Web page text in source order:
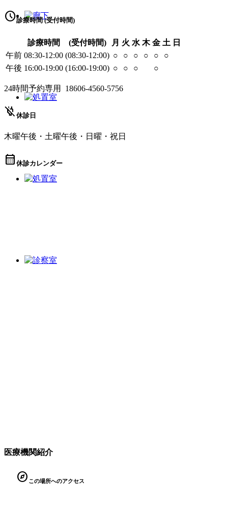
schedule診療時間 (受付時間)
診療時間 (受付時間) 月 火 水 木 金 土 日
午前 08:30-12:00 (08:30-12:00) ○ ○ ○ ○ ○
○
午後 16:00-19:00 (16:00-19:00) ○ ○ ○ ○
24時間予約専用 18606-4560-5756
power_off 休診日
木曜午後・土曜午後・日曜・祝日
calendar_month 休診カレンダー
医療機関紹介
explore この場所へのアクセス